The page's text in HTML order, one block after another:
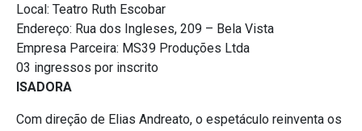
Local: Teatro Ruth Escobar
Endereço: Rua dos Ingleses, 209 – Bela Vista
Empresa Parceira: MS39 Produções Ltda
03 ingressos por inscrito
ISADORA
Com direção de Elias Andreato, o espetáculo reinventa os